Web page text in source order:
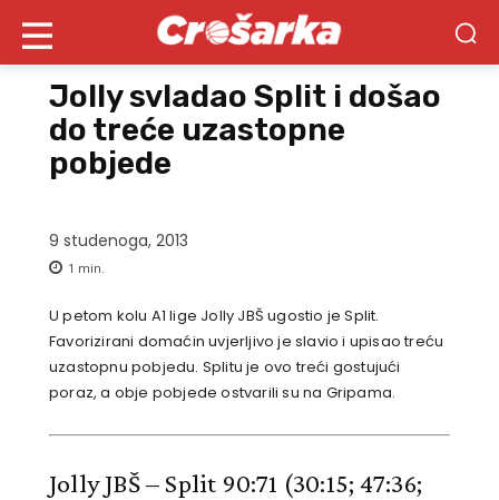
Jolly svladao Split i došao
do treće uzastopne
pobjede
9 studenoga, 2013
1 min.
U petom kolu A1 lige Jolly JBŠ ugostio je Split.
Favorizirani domaćin uvjerljivo je slavio i upisao treću
uzastopnu pobjedu. Splitu je ovo treći gostujući
poraz, a obje pobjede ostvarili su na Gripama.
Jolly JBŠ – Split 90:71 (30:15; 47:36;